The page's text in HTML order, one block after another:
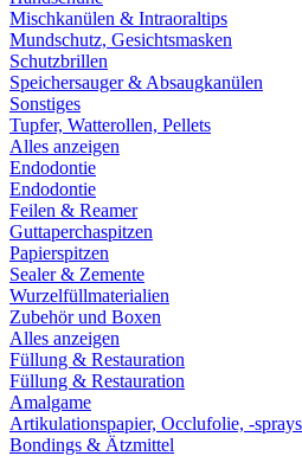
Mischkanülen & Intraoraltips
Mundschutz, Gesichtsmasken
Schutzbrillen
Speichersauger & Absaugkanülen
Sonstiges
Tupfer, Watterollen, Pellets
Alles anzeigen
Endodontie
Endodontie
Feilen & Reamer
Guttaperchaspitzen
Papierspitzen
Sealer & Zemente
Wurzelfüllmaterialien
Zubehör und Boxen
Alles anzeigen
Füllung & Restauration
Füllung & Restauration
Amalgame
Artikulationspapier, Occlufolie, -sprays
Bondings & Ätzmittel